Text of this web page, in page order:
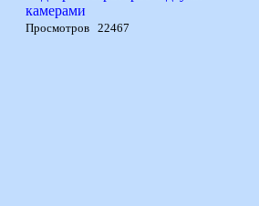
камерами
Просмотров 22467